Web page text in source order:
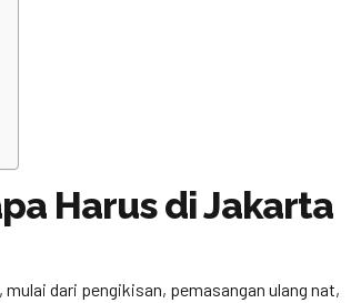
Harus di Jakarta
dari pengikisan, pemasangan ulang nat,